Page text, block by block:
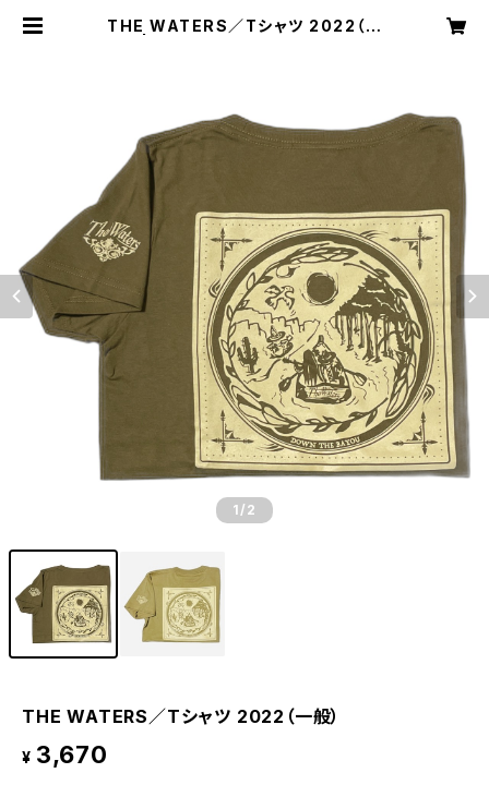
THE WATERS／Tシャツ 2022（一
1 /2
THE WATERS／Tシャツ 2022（一般）
¥ 3,670